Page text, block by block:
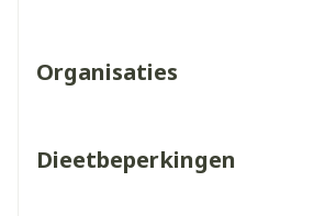
Organisaties
Dieetbeperkingen